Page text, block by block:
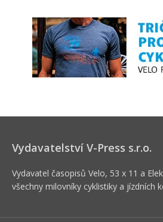
Vydavatelství V-Press s.r.o.
Vydavatel časopisů Velo, 53 x 11 a
všechny milovníky cyklistiky a jízdních